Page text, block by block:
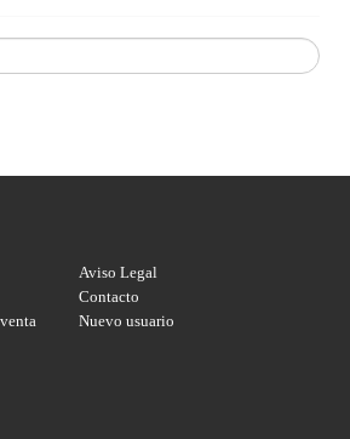
Aviso Legal
Contacto
Nuevo usuario